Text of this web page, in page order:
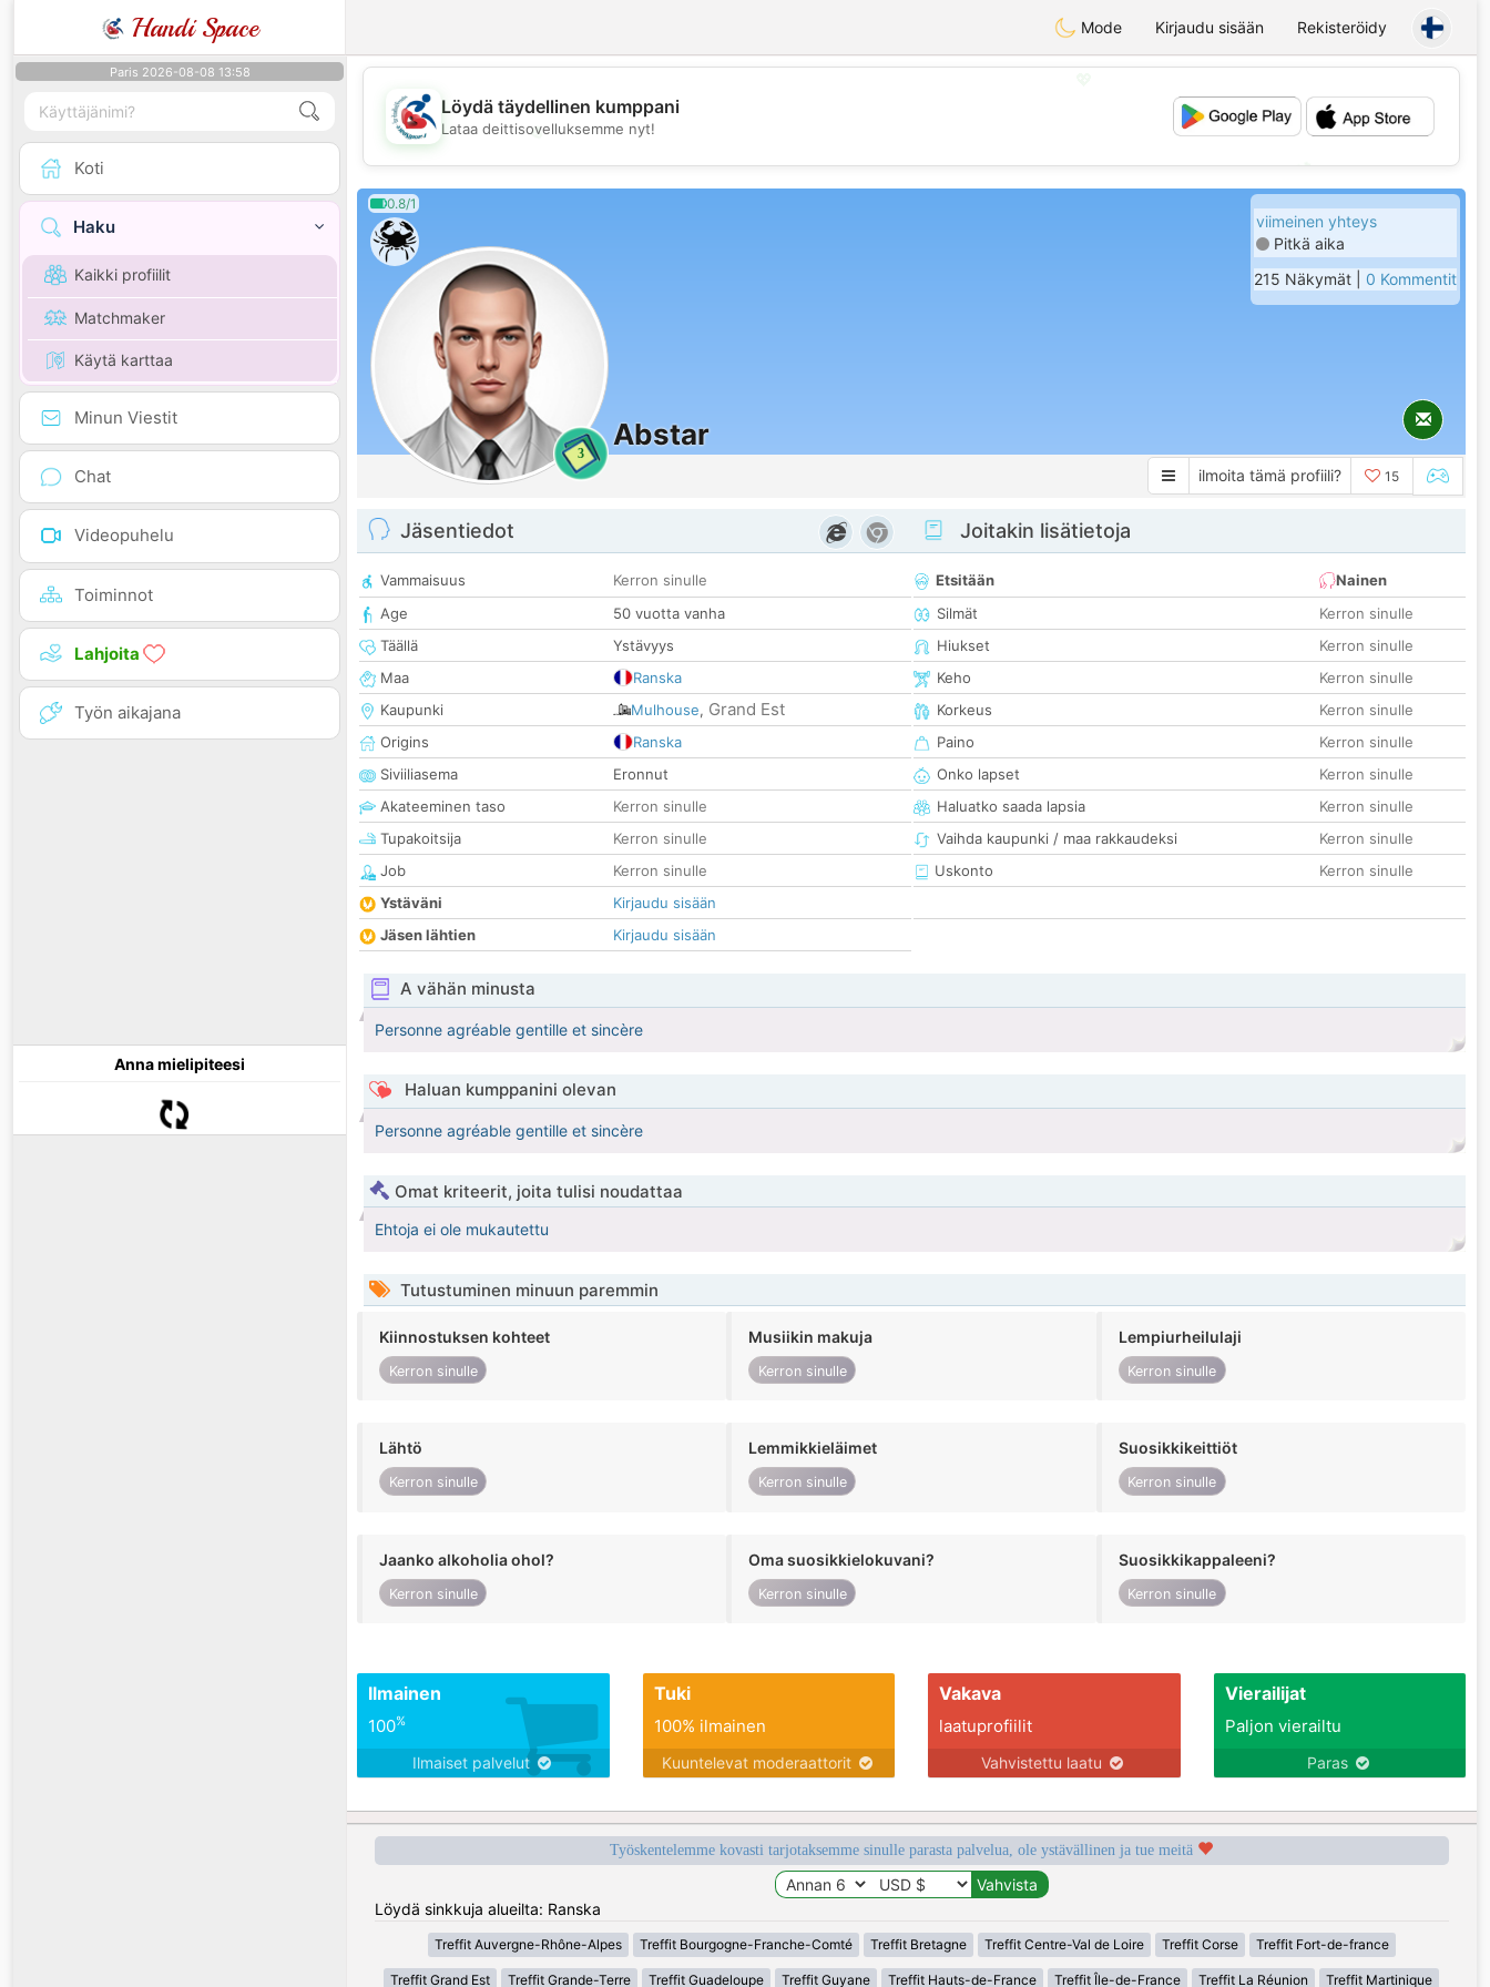
Handi Space Mode Kirjaudu sisään Rekisteröidy
Paris 2026-08-08 13:58
Koti
Haku
Kaikki profiilit
Matchmaker
Käytä karttaa
Minun Viestit
Chat
Videopuhelu
Toiminnot
Lahjoita
Työn aikajana
Anna mielipiteesi
💖
💕
Löydä täydellinen kumppani
Lataa deittisovelluksemme nyt!
0.8/1
3
Abstar
viimeinen yhteys
Pitkä aika
215 Näkymät | 0 Kommentit
ilmoita tämä profiili? 15
Jäsentiedot
Vammaisuus
Kerron sinulle
Age
50 vuotta vanha
Täällä
Ystävyys
Maa
Ranska
Kaupunki
Mulhouse, Grand Est
Origins
Ranska
Siviiliasema
Eronnut
Akateeminen taso
Kerron sinulle
Tupakoitsija
Kerron sinulle
Job
Kerron sinulle
Ystäväni
Kirjaudu sisään
Jäsen lähtien
Kirjaudu sisään
Joitakin lisätietoja
Etsitään
Nainen
Silmät
Kerron sinulle
Hiukset
Kerron sinulle
Keho
Kerron sinulle
Korkeus
Kerron sinulle
Paino
Kerron sinulle
Onko lapset
Kerron sinulle
Haluatko saada lapsia
Kerron sinulle
Vaihda kaupunki / maa rakkaudeksi
Kerron sinulle
Uskonto
Kerron sinulle
A vähän minusta
Personne agréable gentille et sincère
Haluan kumppanini olevan
Personne agréable gentille et sincère
Omat kriteerit, joita tulisi noudattaa
Ehtoja ei ole mukautettu
Tutustuminen minuun paremmin
Kiinnostuksen kohteet
Kerron sinulle
Musiikin makuja
Kerron sinulle
Lempiurheilulaji
Kerron sinulle
Lähtö
Kerron sinulle
Lemmikkieläimet
Kerron sinulle
Suosikkikeittiöt
Kerron sinulle
Jaanko alkoholia ohol?
Kerron sinulle
Oma suosikkielokuvani?
Kerron sinulle
Suosikkikappaleeni?
Kerron sinulle
Ilmainen
100%
Ilmaiset palvelut
Tuki
100% ilmainen
Kuuntelevat moderaattorit
Vakava
laatuprofiilit
Vahvistettu laatu
Vierailijat
Paljon vierailtu
Paras
Työskentelemme kovasti tarjotaksemme sinulle parasta palvelua, ole ystävällinen ja tue meitä
Löydä sinkkuja alueilta: Ranska
Treffit Auvergne-Rhône-Alpes Treffit Bourgogne-Franche-Comté Treffit Bretagne Treffit Centre-Val de Loire Treffit Corse Treffit Fort-de-france
Treffit Grand Est Treffit Grande-Terre Treffit Guadeloupe Treffit Guyane Treffit Hauts-de-France Treffit Île-de-France Treffit La Réunion Treffit Martinique